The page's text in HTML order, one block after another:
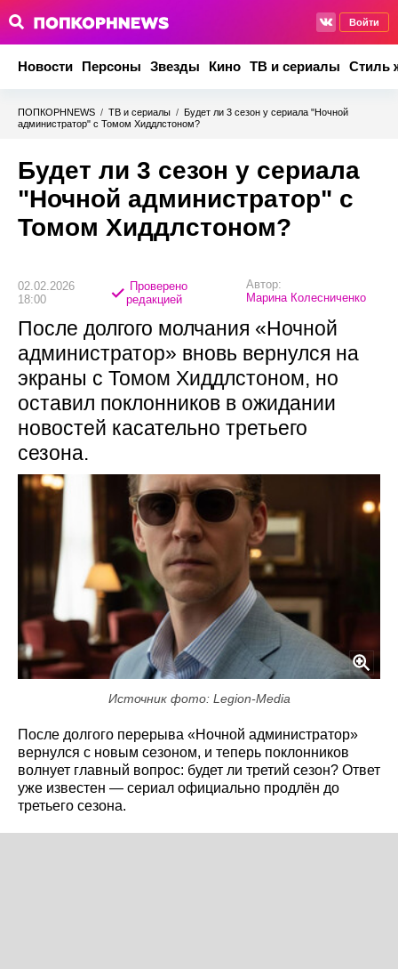
Войти
Новости Персоны Звезды Кино ТВ и сериалы Стиль
ПОПКОРНNEWS / ТВ и сериалы / Будет ли 3 сезон у сериала "Ночной
администратор" с Томом Хиддлстоном?
Будет ли 3 сезон у сериала
"Ночной администратор" с
Томом Хиддлстоном?
02.02.2026
18:00
Проверено
редакцией
Автор:
Марина Колесниченко
После долгого молчания «Ночной
администратор» вновь вернулся на
экраны с Томом Хиддлстоном, но
оставил поклонников в ожидании
новостей касательно третьего
сезона.
Источник фото: Legion-Media
После долгого перерыва «Ночной администратор»
вернулся с новым сезоном, и теперь поклонников
волнует главный вопрос: будет ли третий сезон? Ответ
уже известен — сериал официально продлён до
третьего сезона.